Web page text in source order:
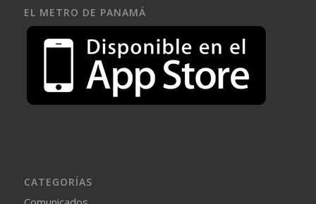
EL METRO DE PANAMÁ
CATEGORÍAS